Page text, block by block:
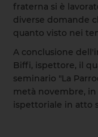
fraterna si è
diverse domande
quanto visto nei
A conclusione
Biffi, ispettore, il
seminario "La
metà novembre,
ispettoriale in atto